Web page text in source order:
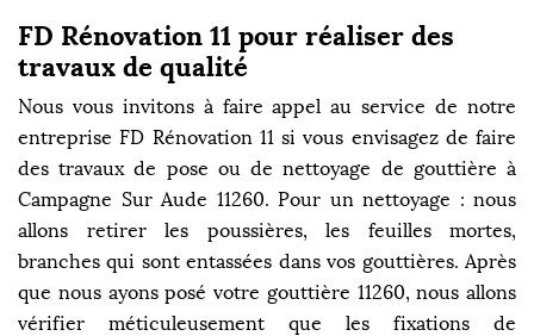
FD Rénovation 11 pour réaliser des
travaux de qualité
Nous vous invitons à faire appel au service de notre
entreprise FD Rénovation 11 si vous envisagez de faire
des travaux de pose ou de nettoyage de gouttière à
Campagne Sur Aude 11260. Pour un nettoyage : nous
allons retirer les poussières, les feuilles mortes,
branches qui sont entassées dans vos gouttières. Après
que nous ayons posé votre gouttière 11260, nous allons
vérifier méticuleusement que les fixations de